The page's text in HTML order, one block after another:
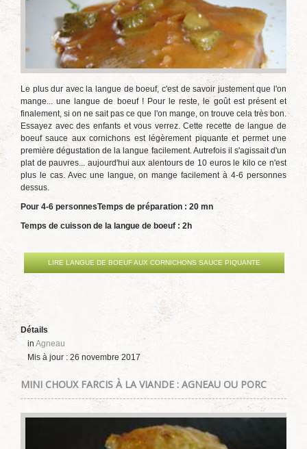
Le plus dur avec la langue de boeuf, c'est de savoir justement que l'on
mange... une langue de boeuf ! Pour le reste, le goût est présent et
finalement, si on ne sait pas ce que l'on mange, on trouve cela très bon.
Essayez avec des enfants et vous verrez. Cette recette de langue de
boeuf sauce aux cornichons est légèrement piquante et permet une
première dégustation de la langue facilement. Autrefois il s'agissait d'un
plat de pauvres... aujourd'hui aux alentours de 10 euros le kilo ce n'est
plus le cas. Avec une langue, on mange facilement à 4-6 personnes
dessus.
Pour 4-6 personnesTemps de préparation : 20 mn
Temps de cuisson de la langue de boeuf : 2h
LIRE LANGUE DE BOEUF AUX CORNICHONS SAUCE PIQUANTE
Détails
in Agneau
Mis à jour : 26 novembre 2017
MINI CHOUX FARCIS À LA VIANDE : AGNEAU OU PORC